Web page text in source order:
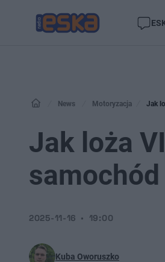
News Motoryzacja Jak
Jak loża
Kuba Oworuszko
2025-11-16 19:00